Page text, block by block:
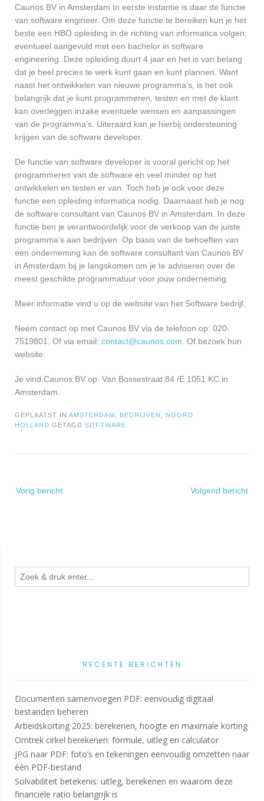
Caunos BV in Amsterdam In eerste instantie is daar de functie
van software engineer. Om deze functie te bereiken kun je het
beste een HBO opleiding in de richting van informatica volgen,
eventueel aangevuld met een bachelor in software
engineering. Deze opleiding duurt 4 jaar en het is van belang
dat je heel precies te werk kunt gaan en kunt plannen. Want
naast het ontwikkelen van nieuwe programma’s, is het ook
belangrijk dat je kunt programmeren, testen en met de klant
kan overleggen inzake eventuele wensen en aanpassingen
van de programma’s. Uiteraard kan je hierbij ondersteuning
krijgen van de software developer.
De functie van software developer is vooral gericht op het
programmeren van de software en veel minder op het
ontwikkelen en testen er van. Toch heb je ook voor deze
functie een opleiding informatica nodig. Daarnaast heb je nog
de software consultant van Caunos BV in Amsterdam. In deze
functie ben je verantwoordelijk voor de verkoop van de juiste
programma’s aan bedrijven. Op basis van de behoeften van
een onderneming kan de software consultant van Caunos BV
in Amsterdam bij je langskomen om je te adviseren over de
meest geschikte programmatuur voor jouw onderneming.
Meer informatie vind u op de website van het Software bedrijf.
Neem contact op met Caunos BV via de telefoon op: 020-
7519801. Of via email: contact@caunos.com . Of bezoek hun
website:
Je vind Caunos BV op: Van Bossestraat 84 /E 1051 KC in
Amsterdam.
GEPLAATST IN AMSTERDAM BEDRIJVEN
NOORD
HOLLAND GETAGD SOFTWARE
navigatie
Vorig bericht Volgend bericht
RECENTE BERICHTEN
Documenten samenvoegen PDF: eenvoudig digitaal
bestanden beheren
Arbeidskorting 2025: berekenen, hoogte en maximale korting
Omtrek cirkel berekenen: formule, uitleg en calculator
JPG naar PDF: foto’s en tekeningen eenvoudig omzetten naar
één PDF-bestand
Solvabiliteit betekenis: uitleg, berekenen en waarom deze
financiële ratio belangrijk is